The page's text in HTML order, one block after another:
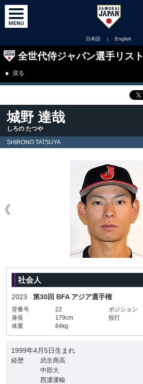
日本語 ｜ English
全世代侍ジャパン選手リスト
戻る
城野 達哉
しろの たつや
SHIRONO TATSUYA
社会人
2023 第30回 BFA アジア選手権
背番号 22 ポジション
身長
179cm 投打
体重
84kg
1999年4月5日生まれ
経歴
武生商高
中部大
西濃運輸